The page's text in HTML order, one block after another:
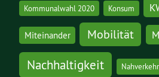
Kommunalwahl 2020 Konsum
Miteinander Mobilität
Nachhaltigkeit Nahverkehr